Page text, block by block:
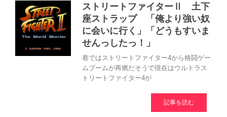
ストリートファイターⅡ 土下
座ストラップ 「俺より強い奴
に会いに行く」「どうもすいま
せんっしたっ！」
巷ではストリートファイター4から格闘ゲー
ムブームが再燃だそうで現在はウルトラス
トリートファイター4が
記事を読む